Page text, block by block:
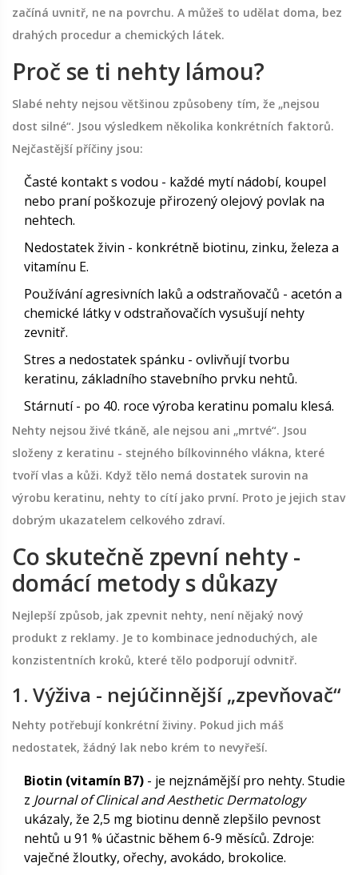
začíná uvnitř, ne na povrchu. A můžeš to udělat doma, bez
drahých procedur a chemických látek.
Proč se ti nehty lámou?
Slabé nehty nejsou většinou způsobeny tím, že „nejsou
dost silné“. Jsou výsledkem několika konkrétních faktorů.
Nejčastější příčiny jsou:
Časté kontakt s vodou - každé mytí nádobí, koupel
nebo praní poškozuje přirozený olejový povlak na
nehtech.
Nedostatek živin - konkrétně biotinu, zinku, železa a
vitamínu E.
Používání agresivních laků a odstraňovačů - acetón a
chemické látky v odstraňovačích vysušují nehty
zevnitř.
Stres a nedostatek spánku - ovlivňují tvorbu
keratinu, základního stavebního prvku nehtů.
Stárnutí - po 40. roce výroba keratinu pomalu klesá.
Nehty nejsou živé tkáně, ale nejsou ani „mrtvé“. Jsou
složeny z keratinu - stejného bílkovinného vlákna, které
tvoří vlas a kůži. Když tělo nemá dostatek surovin na
výrobu keratinu, nehty to cítí jako první. Proto je jejich stav
dobrým ukazatelem celkového zdraví.
Co skutečně zpevní nehty -
domácí metody s důkazy
Nejlepší způsob, jak zpevnit nehty, není nějaký nový
produkt z reklamy. Je to kombinace jednoduchých, ale
konzistentních kroků, které tělo podporují odvnitř.
1. Výživa - nejúčinnější „zpevňovač“
Nehty potřebují konkrétní živiny. Pokud jich máš
nedostatek, žádný lak nebo krém to nevyřeší.
Biotin (vitamín B7) - je nejznámější pro nehty. Studie
z Journal of Clinical and Aesthetic Dermatology
ukázaly, že 2,5 mg biotinu denně zlepšilo pevnost
nehtů u 91 % účastnic během 6-9 měsíců. Zdroje:
vaječné žloutky, ořechy, avokádo, brokolice.